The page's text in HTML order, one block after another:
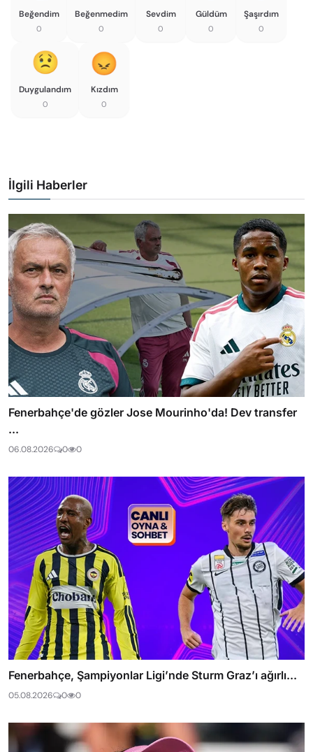
Beğendim
0
Beğenmedim
0
Sevdim
0
Güldüm
0
Şaşırdım
0
Duygulandım
0
Kızdım
0
İlgili Haberler
Fenerbahçe'de gözler Jose Mourinho'da! Dev transfer
...
06.08.2026 0 0
Fenerbahçe, Şampiyonlar Ligi’nde Sturm Graz’ı ağırlı...
05.08.2026 0 0